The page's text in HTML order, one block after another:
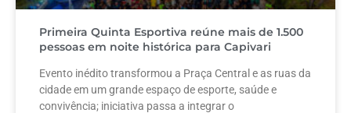
Primeira Quinta Esportiva reúne mais de 1.500
pessoas em noite histórica para Capivari
Evento inédito transformou a Praça Central e as ruas da
cidade em um grande espaço de esporte, saúde e
convivência; iniciativa passa a integrar o